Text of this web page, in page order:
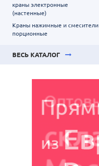
краны электронные
(настенные)
Краны нажимные и смесители
порционные
ВЕСЬ КАТАЛОГ